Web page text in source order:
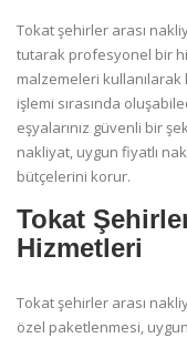
Tokat şehirler arası
tutarak profesyonel bir
malzemeleri kullanılarak
işlemi sırasında
eşyalarınız güvenli bir
nakliyat, uygun fiyatlı
bütçelerini korur.
Tokat
Hizmetleri
Tokat şehirler arası
özel paketlenmesi,